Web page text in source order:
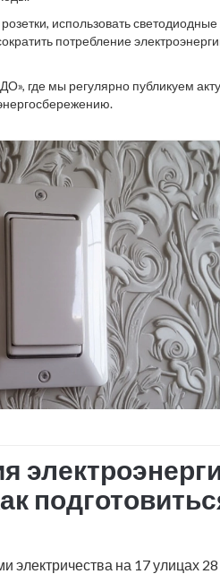
использовать
потребление
где мы регулярно публикуем
электричества на 17 улицах